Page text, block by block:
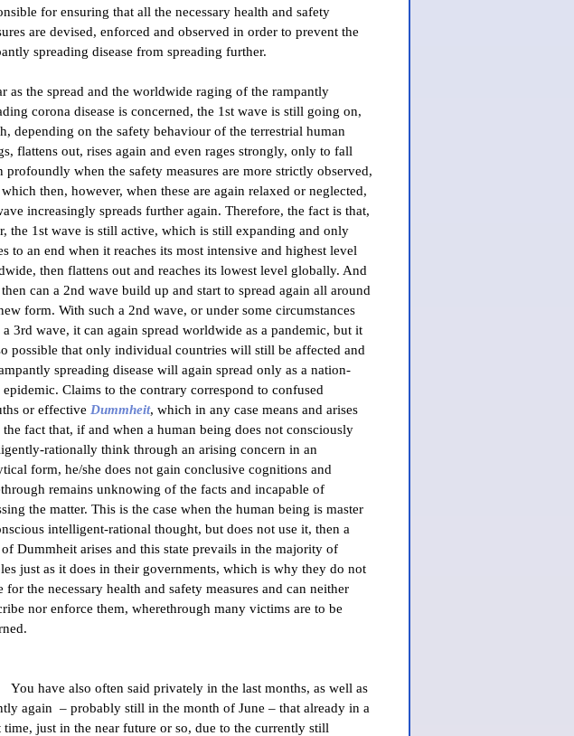
for ensuring that all the necessary health and safety
are devised, enforced and observed in order to prevent the
spreading disease from spreading further.
as the spread and the worldwide raging of the rampantly
corona disease is concerned, the 1st wave is still going on,
depending on the safety behaviour of the terrestrial human
flattens out, rises again and even rages strongly, only to fall
profoundly when the safety measures are more strictly observed,
then, however, when these are again relaxed or neglected,
increasingly spreads further again. Therefore, the fact is that,
the 1st wave is still active, which is still expanding and only
to an end when it reaches its most intensive and highest level
then flattens out and reaches its lowest level globally. And
can a 2nd wave build up and start to spread again all around
form. With such a 2nd wave, or under some circumstances
a 3rd wave, it can again spread worldwide as a pandemic, but it
possible that only individual countries will still be affected and
spreading disease will again spread only as a nation-
epidemic. Claims to the contrary correspond to confused
or effective Dummheit, which in any case means and arises
fact that, if and when a human being does not consciously
rationally think through an arising concern in an
form, he/she does not gain conclusive cognitions and
remains unknowing of the facts and incapable of
the matter. This is the case when the human being is master
intelligent-rational thought, but does not use it, then a
of Dummheit arises and this state prevails in the majority of
just as it does in their governments, which is why they do not
for the necessary health and safety measures and can neither
nor enforce them, wherethrough many victims are to be
You have also often said privately in the last months, as well as
again – probably still in the month of June – that already in a
time, just in the near future or so, due to the currently still